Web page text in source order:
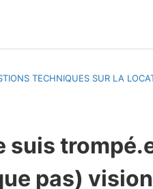
TECHNIQUES SUR LA
suis
pas)